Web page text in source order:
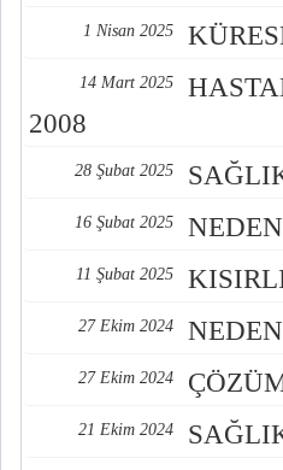
1 Nisan 2025
14 Mart 2025
2008
28 Şubat 2025
16 Şubat 2025
11 Şubat 2025
27 Ekim 2024
27 Ekim 2024
21 Ekim 2024